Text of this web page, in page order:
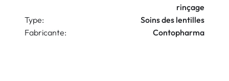
rinçage
Type:
Soins des lentilles
Fabricante:
Contopharma